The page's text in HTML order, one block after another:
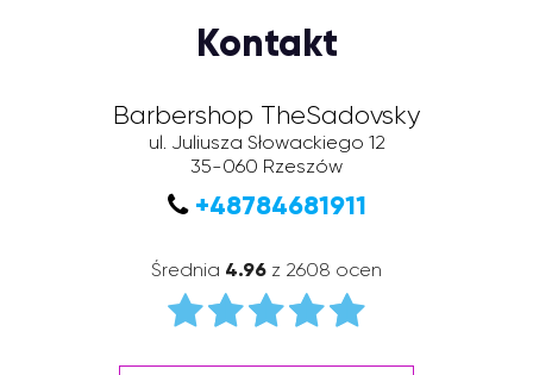
Kontakt
Barbershop TheSadovsky
ul. Juliusza Słowackiego 12
35-060 Rzeszów
+48784681911
Średnia 4.96 z 2608 ocen